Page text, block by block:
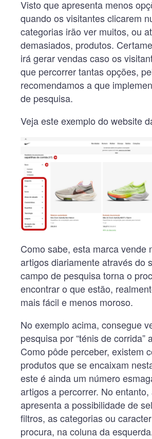
Visto que apresenta menos
quando os visitantes clicarem
categorias irão ver muitos, ou
demasiados, produtos.
irá gerar vendas caso os
que percorrer tantas opções,
recomendamos a que
de pesquisa.
Veja este exemplo do website
Como sabe, esta marca vende
artigos diariamente através do
campo de pesquisa torna o
encontrar o que estão,
mais fácil e menos moroso.
No exemplo acima, consegue
pesquisa por “ténis de corrida”
Como pôde perceber, existem
produtos que se encaixam
este é ainda um número
artigos a percorrer. No entanto,
apresenta a possibilidade de
filtros, as categorias ou
procura, na coluna da